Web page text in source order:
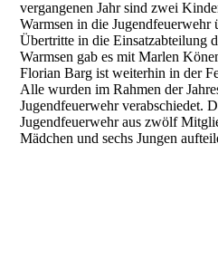
vergangenen Jahr sind zwei
Warmsen in die Jugendfeuerwehr
Übertritte in die Einsatzabteilung
Warmsen gab es mit Marlen
Florian Barg ist weiterhin in der
Alle wurden im Rahmen der
Jugendfeuerwehr verabschiedet.
Jugendfeuerwehr aus zwölf
Mädchen und sechs Jungen